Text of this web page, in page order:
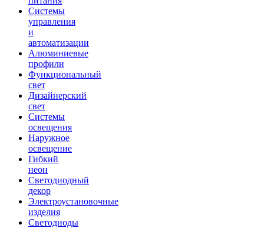
Системы
управления
и
автоматизации
Алюминиевые
профили
Функциональный
свет
Дизайнерский
свет
Системы
освещения
Наружное
освещение
Гибкий
неон
Светодиодный
декор
Электроустановочные
изделия
Светодиоды